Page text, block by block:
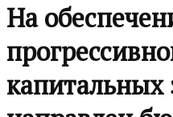
На
капитальных